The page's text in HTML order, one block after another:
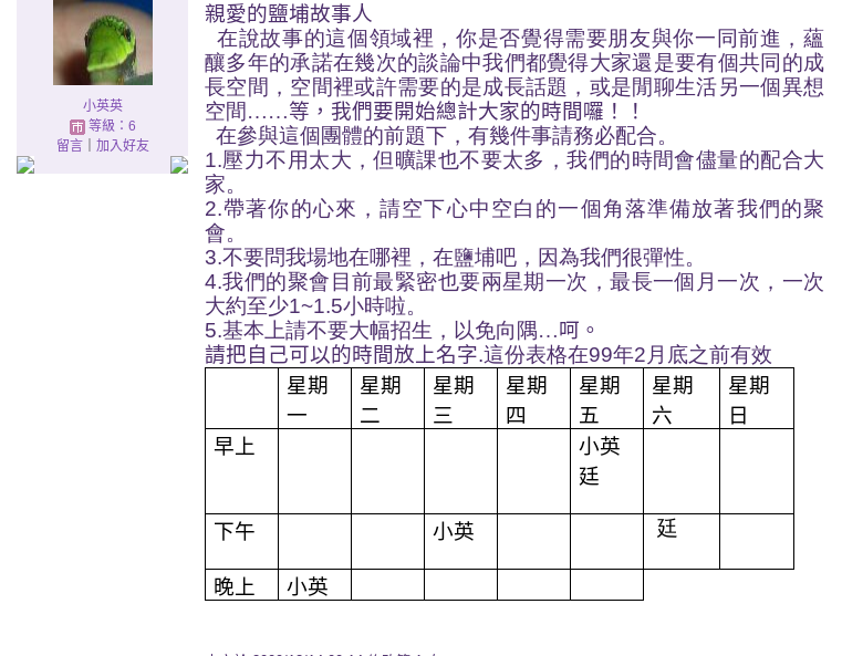
小英英
等級：6
留言｜ 加入好友
親愛的鹽埔故事人
在說故事的這個領域裡，你是否覺得需要朋友與你一同前進，蘊
釀多年的承諾在幾次的談論中我們都覺得大家還是要有個共同的成
長空間，空間裡或許需要的是成長話題，或是閒聊生活另一個異想
空間……等，我們要開始總計大家的時間囉！！
在參與這個團體的前題下，有幾件事請務必配合。
1.壓力不用太大，但曠課也不要太多，我們的時間會儘量的配合大
家。
2.帶著你的心來，請空下心中空白的一個角落準備放著我們的聚
會。
3.不要問我場地在哪裡，在鹽埔吧，因為我們很彈性。
4.我們的聚會目前最緊密也要兩星期一次，最長一個月一次，一次
大約至少1~1.5小時啦。
5.基本上請不要大幅招生，以免向隅…呵。
請把自己可以的時間放上名字.這份表格在99年2月底之前有效
星期
一
星期
二
星期
三
星期
四
星期
五
星期
六
星期
日
早上
小英
廷
下午 小英 廷
晚上 小英